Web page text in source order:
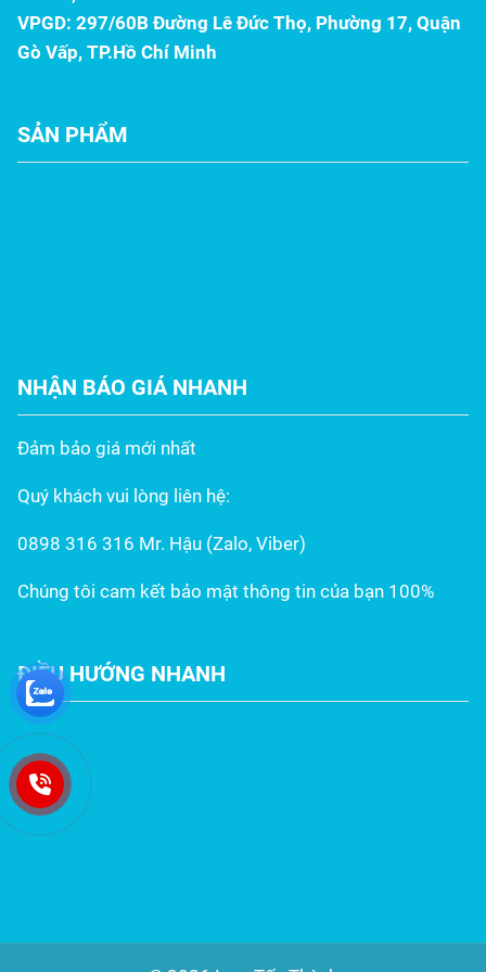
VPGD: 297/60B Đường Lê Đức Thọ, Phường 17, Quận
Gò Vấp, TP.Hồ Chí Minh
SẢN PHẨM
NHẬN BÁO GIÁ NHANH
Đảm bảo giá mới nhất
Quý khách vui lòng liên hệ:
0898 316 316 Mr. Hậu (Zalo, Viber)
Chúng tôi cam kết bảo mật thông tin của bạn 100%
ĐIỀU HƯỚNG NHANH
Trang chủ
Giới thiệu
Sản phẩm